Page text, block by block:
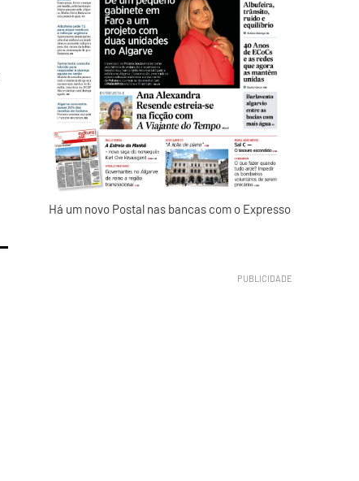
Há um novo Postal nas bancas com o Expresso